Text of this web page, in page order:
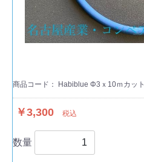
商品コード： Habiblue Φ3ｘ10ｍカット
￥3,300 税込
数量